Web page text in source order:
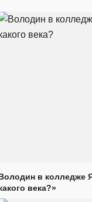
в колледже
века?»